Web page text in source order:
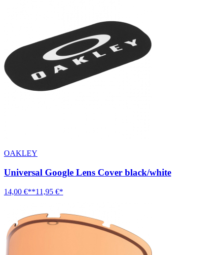
OAKLEY
Universal Google Lens Cover black/white
14,00 €**11,95 €*